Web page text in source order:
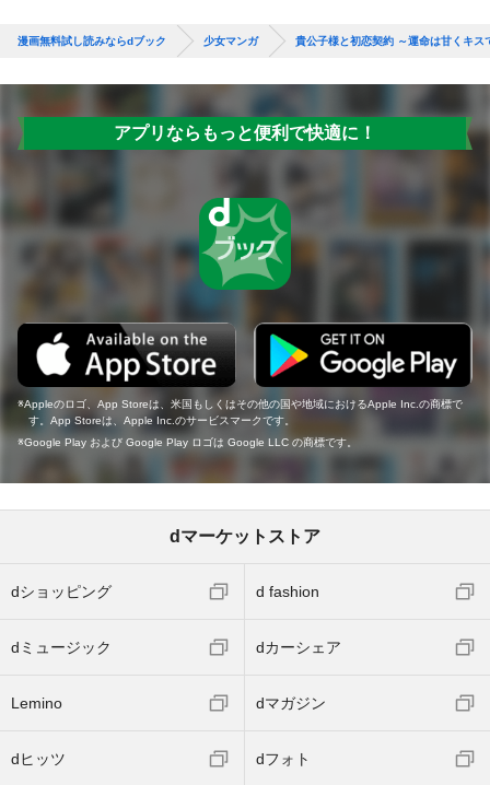
漫画無料試し読みならdブック 少女マンガ 貴公子様と初恋契約 ～運命は甘くキ
アプリならもっと便利で快適に！
Appleのロゴ、App Storeは、米国もしくはその他の国や地域におけるApple Inc.の商標で
す。App Storeは、Apple Inc.のサービスマークです。
Google Play および Google Play ロゴは Google LLC の商標です。
dマーケットストア
dショッピング d fashion
dミュージック dカーシェア
Lemino dマガジン
dヒッツ dフォト